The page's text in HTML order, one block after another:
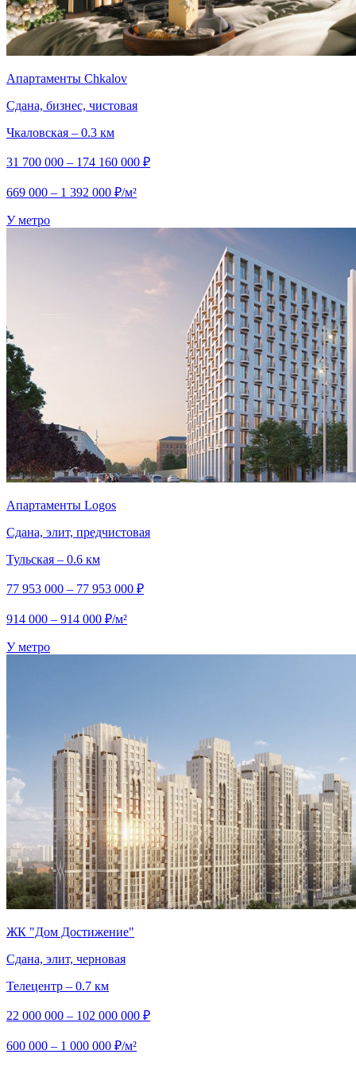
Апартаменты Chkalov
Сдана, бизнес, чистовая
Чкаловская – 0.3 км
31 700 000 – 174 160 000 ₽
669 000 – 1 392 000 ₽/м²
У метро
Апартаменты Logos
Сдана, элит, предчистовая
Тульская – 0.6 км
77 953 000 – 77 953 000 ₽
914 000 – 914 000 ₽/м²
У метро
ЖК "Дом Достижение"
Сдана, элит, черновая
Телецентр – 0.7 км
22 000 000 – 102 000 000 ₽
600 000 – 1 000 000 ₽/м²